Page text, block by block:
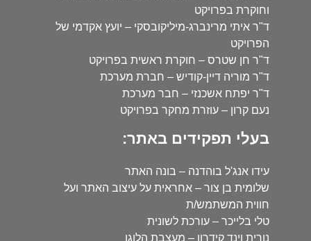
וחוקרת בפרויקט
ד"ר איתי מרינברג-מיליקובסקי – יועץ אקדמי של
הפרויקט
ד"ר חן שטרס – חוקרת ראשית בפרויקט
ד"ר מוריה דיין-קודיש – חברת מערכת
ד"ר יפתח אשכנזי – חבר מערכת
נעם קרון – עוזרת מחקר בפרויקט
בעלי תפקידים באתר:
עידו אנג'ל בוהדנה – בונה האתר
שלומית בן צור – אחראית על עיצוב האתר ועל
חווית המשתמש/ת
טלי בלייכר – עורכת לשונית
נורית וינד קידרון – מעצבת הלוגו